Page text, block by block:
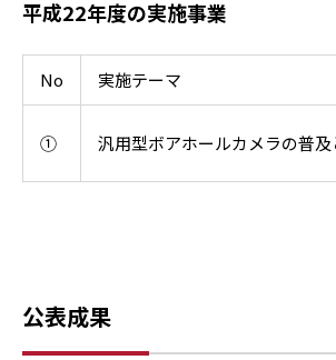
平成22年度の実施事業
No 実施テーマ
① 汎用型ボアホールカメラの普及
公表成果